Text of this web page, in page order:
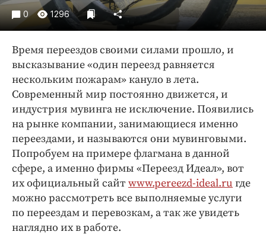
Погода
Праздники
Спорт
Экономика и бизнес
ПРОЕКТЫ
Блоги
Издания
Медиаперсона
Интересное чтиво
Клиника года
Бренд года
Работодатель года
0 1296
Время переездов своими силами прошло, и
высказывание «один переезд равняется
нескольким пожарам» кануло в лета.
Современный мир постоянно движется, и
индустрия мувинга не исключение. Появились
на рынке компании, занимающиеся именно
переездами, и называются они мувинговыми.
Попробуем на примере флагмана в данной
сфере, а именно фирмы «Переезд Идеал», вот
их официальный сайт www.pereezd-ideal.ru где
можно рассмотреть все выполняемые услуги
по переездам и перевозкам, а так же увидеть
наглядно их в работе.